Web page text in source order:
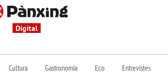
Digital
Cultura Gastronomia Eco Entrevistes